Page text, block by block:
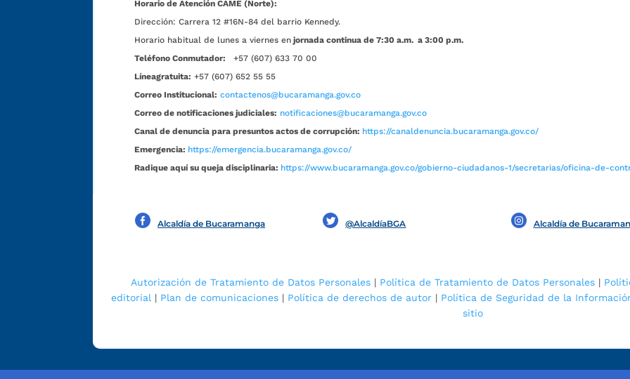
Horario de Atención CAME (Norte):
Dirección: Carrera 12 #16N-84 del barrio Kennedy.
Horario habitual de lunes a viernes en jornada continua de 7:30 a.m. a 3:00 p.m.
Teléfono Conmutador:
+57 (607) 633 70 00
Líneagratuita: +57 (607) 652 55 55
Correo Institucional: contactenos@bucaramanga.gov.co
Correo de notificaciones judiciales: notificaciones@bucaramanga.gov.co
Canal de denuncia para presuntos actos de corrupción: https://canaldenuncia.bucaramanga.gov.co/
Emergencia: https://emergencia.bucaramanga.gov.co/
Radique aquí su queja disciplinaria: https://www.bucaramanga.gov.co/gobierno-ciudadanos-1/secretarias/oficina-de-
Alcaldía de Bucaramanga @AlcaldíaBGA Alcaldía de
Autorización de Tratamiento de Datos Personales | Política de Tratamiento de Datos Personales |
editorial | Plan de comunicaciones | Política de derechos de autor | Política de Seguridad de la
sitio